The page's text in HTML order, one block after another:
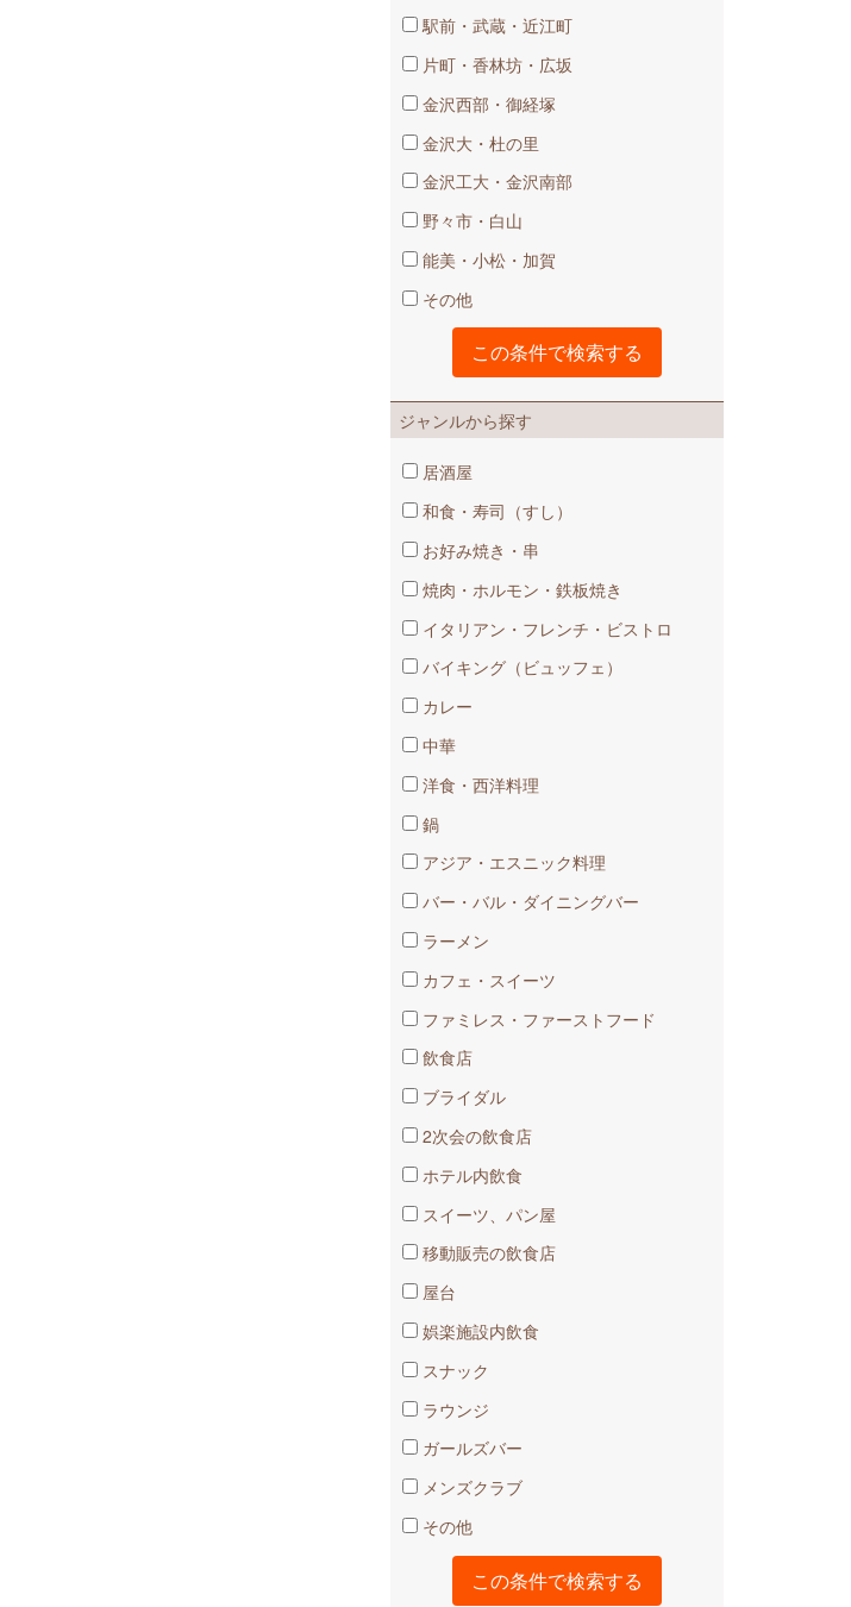
駅前・武蔵・近江町
片町・香林坊・広坂
金沢西部・御経塚
金沢大・杜の里
金沢工大・金沢南部
野々市・白山
能美・小松・加賀
その他
ジャンルから探す
居酒屋
和食・寿司（すし）
お好み焼き・串
焼肉・ホルモン・鉄板焼き
イタリアン・フレンチ・ビストロ
バイキング（ビュッフェ）
カレー
中華
洋食・西洋料理
鍋
アジア・エスニック料理
バー・バル・ダイニングバー
ラーメン
カフェ・スイーツ
ファミレス・ファーストフード
飲食店
ブライダル
2次会の飲食店
ホテル内飲食
スイーツ、パン屋
移動販売の飲食店
屋台
娯楽施設内飲食
スナック
ラウンジ
ガールズバー
メンズクラブ
その他